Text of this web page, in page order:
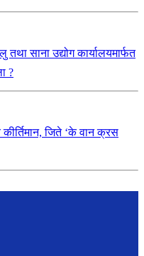
साना उद्योग कार्यालयमार्फत
?
जिते ‘के वान क्रस